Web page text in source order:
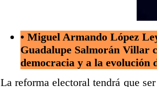
• Miguel Armando López
Guadalupe Salmorán Villar
democracia y a la evolución
La reforma electoral tendrá que